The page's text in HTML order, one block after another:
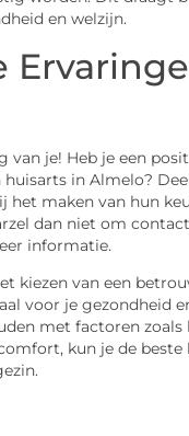
en welzijn.
van je! Heb je een
in Almelo?
het maken van hun
dan niet om
informatie.
kiezen van een
voor je gezondheid
met factoren zoals
kun je de beste